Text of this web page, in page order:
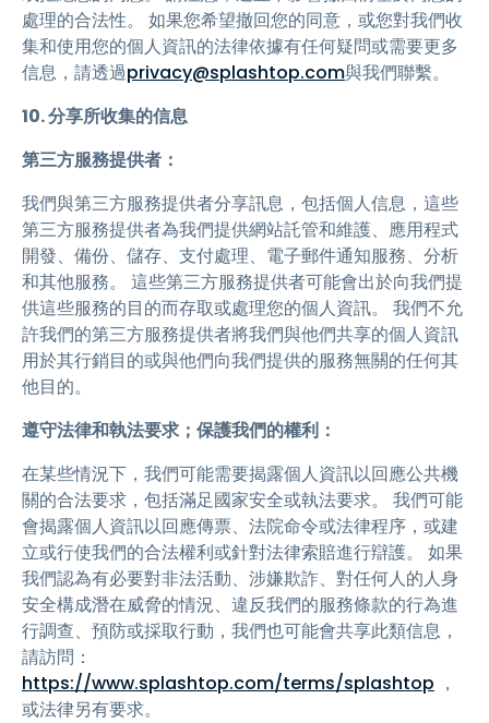
處理的合法性。 如果您希望撤回您的同意，或您對我們收
集和使用您的個人資訊的法律依據有任何疑問或需要更多
信息，請透過privacy@splashtop.com與我們聯繫。
10. 分享所收集的信息
第三方服務提供者：
我們與第三方服務提供者分享訊息，包括個人信息，這些
第三方服務提供者為我們提供網站託管和維護、應用程式
開發、備份、儲存、支付處理、電子郵件通知服務、分析
和其他服務。 這些第三方服務提供者可能會出於向我們提
供這些服務的目的而存取或處理您的個人資訊。 我們不允
許我們的第三方服務提供者將我們與他們共享的個人資訊
用於其行銷目的或與他們向我們提供的服務無關的任何其
他目的。
遵守法律和執法要求；保護我們的權利：
在某些情況下，我們可能需要揭露個人資訊以回應公共機
關的合法要求，包括滿足國家安全或執法要求。 我們可能
會揭露個人資訊以回應傳票、法院命令或法律程序，或建
立或行使我們的合法權利或針對法律索賠進行辯護。 如果
我們認為有必要對非法活動、涉嫌欺詐、對任何人的人身
安全構成潛在威脅的情況、違反我們的服務條款的行為進
行調查、預防或採取行動，我們也可能會共享此類信息，
請訪問：
https://www.splashtop.com/terms/splashtop ，
或法律另有要求。